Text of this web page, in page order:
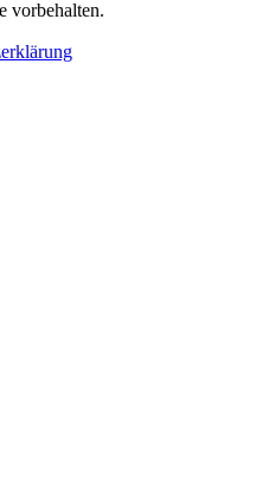
vorbehalten.